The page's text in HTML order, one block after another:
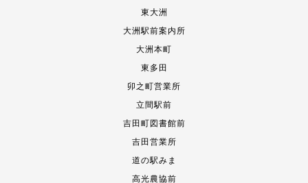
東大洲
大洲駅前案内所
大洲本町
東多田
卯之町営業所
立間駅前
吉田町図書館前
吉田営業所
道の駅みま
高光農協前